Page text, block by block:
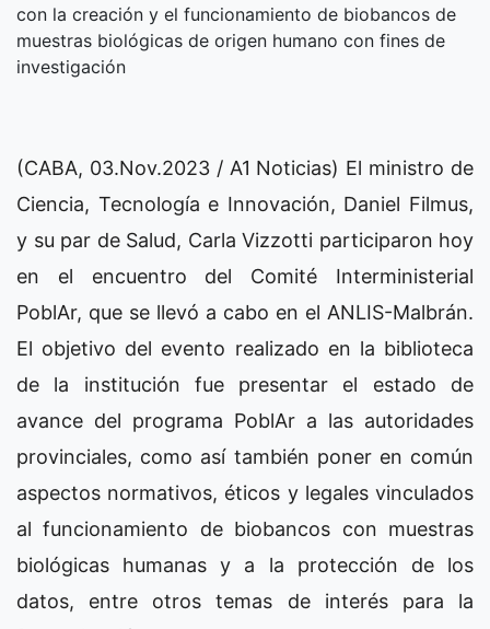
con la creación y el funcionamiento de biobancos de
muestras biológicas de origen humano con fines de
investigación
(CABA, 03.Nov.2023 / A1 Noticias) El ministro de
Ciencia, Tecnología e Innovación, Daniel Filmus,
y su par de Salud, Carla Vizzotti participaron hoy
en el encuentro del Comité Interministerial
PoblAr, que se llevó a cabo en el ANLIS-Malbrán.
El objetivo del evento realizado en la biblioteca
de la institución fue presentar el estado de
avance del programa PoblAr a las autoridades
provinciales, como así también poner en común
aspectos normativos, éticos y legales vinculados
al funcionamiento de biobancos con muestras
biológicas humanas y a la protección de los
datos, entre otros temas de interés para la